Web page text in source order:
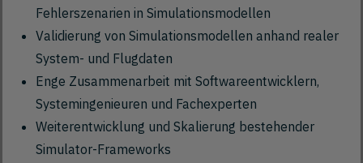
Fehlerszenarien in Simulationsmodellen
Validierung von Simulationsmodellen anhand realer
System- und Flugdaten
Enge Zusammenarbeit mit Softwareentwicklern,
Systemingenieuren und Fachexperten
Weiterentwicklung und Skalierung bestehender
Simulator-Frameworks